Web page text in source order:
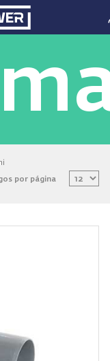
por página